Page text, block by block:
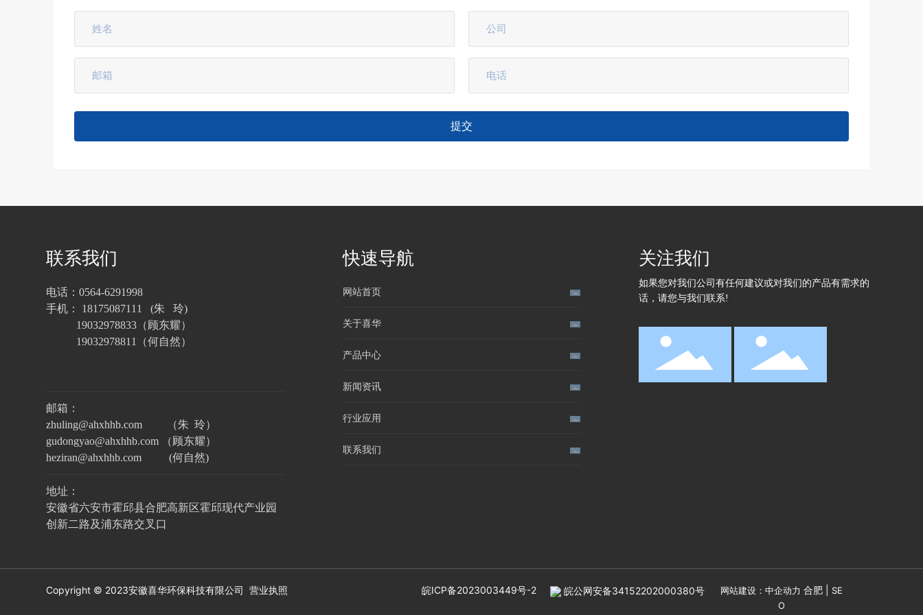
提交
联系我们
电话：0564-6291998
手机： 18175087111 (朱 玲)
19032978833（顾东耀）
19032978811（何自然）
邮箱：
zhuling@ahxhhb.com （朱 玲）
gudongyao@ahxhhb.com （顾东耀）
heziran@ahxhhb.com (何自然)
地址：
安徽省六安市霍邱县合肥高新区霍邱现代产业园
创新二路及浦东路交叉口
快速导航
网站首页
关于喜华
产品中心
新闻资讯
行业应用
联系我们
关注我们
如果您对我们公司有任何建议或对我们的产品有需求的
话，请您与我们联系!
Copyright © 2023安徽喜华环保科技有限公司营业执照 皖ICP备2023003449号-2 皖公网安备34152202000380号 网站建设：中企动力 合肥
SE
O